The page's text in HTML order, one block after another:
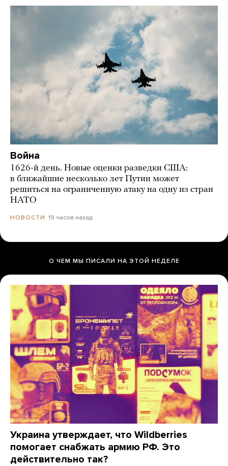
Война
1626-й день. Новые оценки разведки США:
в ближайшие несколько лет Путин может
решиться на ограниченную атаку на одну из стран
НАТО
НОВОСТИ 19 часов назад
О ЧЕМ МЫ ПИСАЛИ НА ЭТОЙ НЕДЕЛЕ
Украина утверждает, что Wildberries
помогает снабжать армию РФ. Это
действительно так?